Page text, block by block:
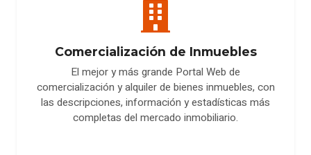
Comercialización de Inmuebles
El mejor y más grande Portal Web de
comercialización y alquiler de bienes inmuebles, con
las descripciones, información y estadísticas más
completas del mercado inmobiliario.